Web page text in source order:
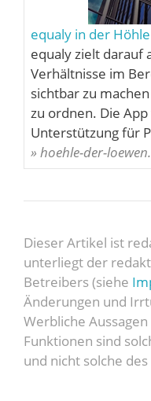
equaly in der
equaly zielt darauf
Verhältnisse im
sichtbar zu
zu ordnen. Die
Unterstützung für
» hoehle-der-
Dieser Artikel ist
unterliegt der
Betreibers (siehe
Änderungen und
Werbliche
Funktionen sind
und nicht solche